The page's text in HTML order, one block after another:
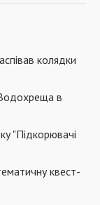
колядки
в
"Підкорювачі
квест-